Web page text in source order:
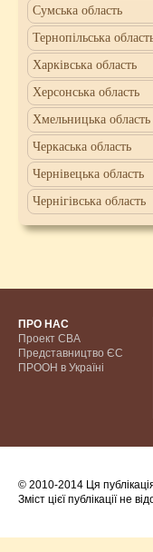
Сумська область
Тернопільська
Харківська область
Херсонська область
Хмельницька область
Черкаська область
Чернівецька область
Чернігівська область
ПРО НАС
Проект CBA
Представництво ЄС
ПРООН в Україні
© 2010-2014 Ця
Зміст цієї публікації не